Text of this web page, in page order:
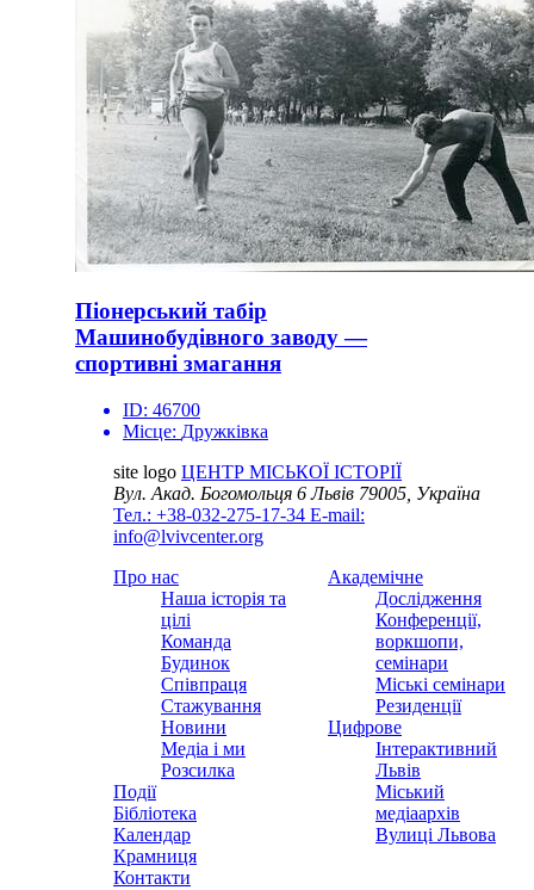
Піонерський табір
Машинобудівного заводу —
спортивні змагання
ID: 46700
Місце: Дружківка
site logo ЦЕНТР МІСЬКОЇ ІСТОРІЇ
Вул. Акад. Богомольця 6Львів 79005, Україна
Тел.: +38-032-275-17-34 E-mail:
info@lvivcenter.org
Про нас
Наша історія та
цілі
Команда
Будинок
Співпраця
Стажування
Новини
Медіа і ми
Розсилка
Події
Бібліотека
Календар
Крамниця
Контакти
Академічне
Дослідження
Конференції,
воркшопи,
семінари
Міські семінари
Резиденції
Цифрове
Інтерактивний
Львів
Міський
медіаархів
Вулиці Львова